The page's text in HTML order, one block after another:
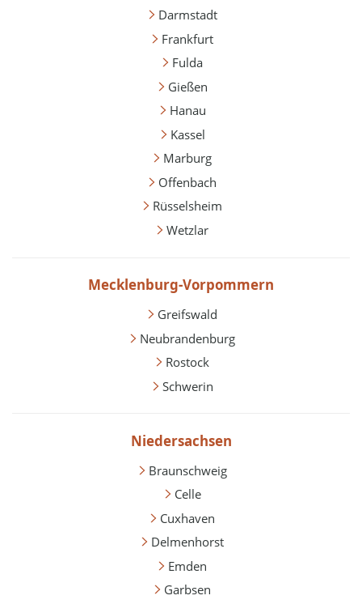
Darmstadt
Frankfurt
Fulda
Gießen
Hanau
Kassel
Marburg
Offenbach
Rüsselsheim
Wetzlar
Mecklenburg-Vorpommern
Greifswald
Neubrandenburg
Rostock
Schwerin
Niedersachsen
Braunschweig
Celle
Cuxhaven
Delmenhorst
Emden
Garbsen